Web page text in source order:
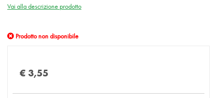
Vai alla descrizione prodotto
Prodotto non disponibile
€ 3,55